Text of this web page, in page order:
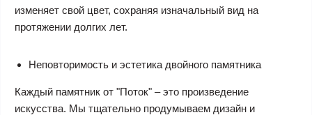
изменяет свой цвет, сохраняя изначальный вид на
протяжении долгих лет.
Неповторимость и эстетика двойного памятника
Каждый памятник от "Поток" – это произведение
искусства. Мы тщательно продумываем дизайн и